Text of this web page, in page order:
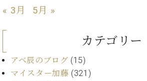
シ
レ
ジ
ピ
番
号
ュ
を
ー
ン
ロ
ン・
格
方
ま
« 3月 5月 »
カテゴリー
アベ辰のブログ (15)
マイスター加藤 (321)